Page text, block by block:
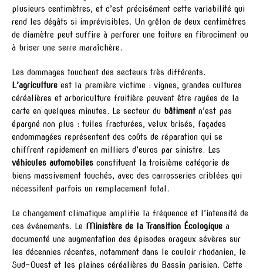
plusieurs centimètres, et c’est précisément cette variabilité qui
rend les dégâts si imprévisibles. Un grêlon de deux centimètres
de diamètre peut suffire à perforer une toiture en fibrociment ou
à briser une serre maraîchère.
Les dommages touchent des secteurs très différents.
L’agriculture est la première victime : vignes, grandes cultures
céréalières et arboriculture fruitière peuvent être rayées de la
carte en quelques minutes. Le secteur du bâtimentn’est pas
épargné non plus : tuiles fracturées, velux brisés, façades
endommagées représentent des coûts de réparation qui se
chiffrent rapidement en milliers d’euros par sinistre. Les
véhicules automobiles constituent la troisième catégorie de
biens massivement touchés, avec des carrosseries criblées qui
nécessitent parfois un remplacement total.
Le changement climatique amplifie la fréquence et l’intensité de
ces événements. Le Ministère de la Transition Écologique a
documenté une augmentation des épisodes orageux sévères sur
les décennies récentes, notamment dans le couloir rhodanien, le
Sud-Ouest et les plaines céréalières du Bassin parisien. Cette